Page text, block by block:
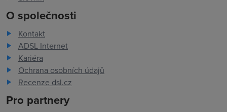
O společnosti
Kontakt
ADSL Internet
Kariéra
Ochrana osobních údajů
Recenze dsl.cz
Pro partnery